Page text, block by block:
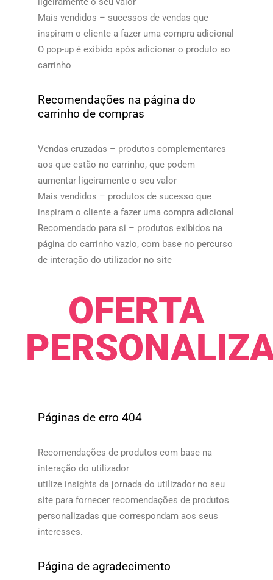
Mais vendidos – sucessos de vendas que
inspiram o cliente a fazer uma compra adicional
O pop-up é exibido após adicionar o produto ao
carrinho​​
Recomendações na página do
carrinho de compras
Vendas cruzadas – produtos complementares
aos que estão no carrinho, que podem
aumentar ligeiramente o seu valor
Mais vendidos – produtos de sucesso que
inspiram o cliente a fazer uma compra adicional
Recomendado para si – produtos exibidos na
página do carrinho vazio, com base no percurso
de interação do utilizador no site​​
OFERTA
Páginas de erro 404
Recomendações de produtos com base na
interação do utilizador
utilize insights da jornada do utilizador no seu
site para fornecer recomendações de produtos
personalizadas que correspondam aos seus
interesses.
Página de agradecimento